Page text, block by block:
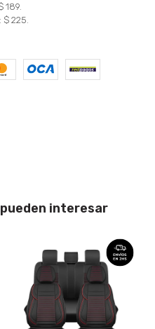
189.
225.
interesar